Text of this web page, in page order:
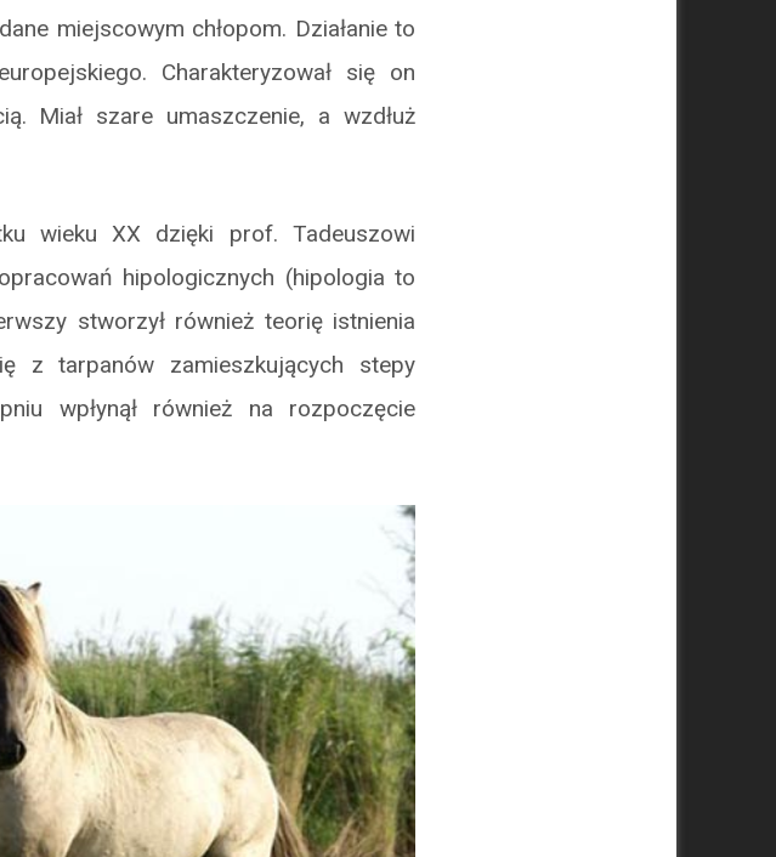
miejscowym chłopom. Działanie to
Charakteryzował się on
Miał szare umaszczenie, a wzdłuż
wieku XX dzięki prof. Tadeuszowi
hipologicznych (hipologia to
stworzył również teorię istnienia
z tarpanów zamieszkujących stepy
wpłynął również na rozpoczęcie